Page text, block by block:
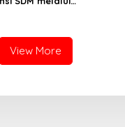
View More